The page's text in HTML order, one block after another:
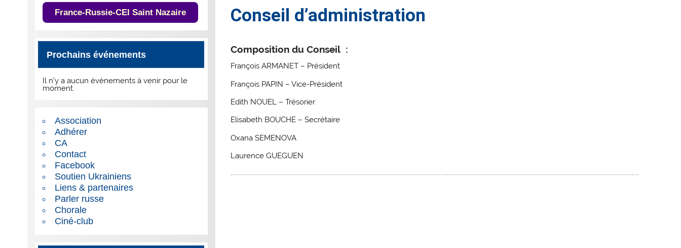
Conseil d’administration
Composition du Conseil :
François ARMANET – Président
François PAPIN – Vice-Président
Edith NOUEL – Trésorier
Elisabeth BOUCHE – Secrétaire
Oxana SEMENOVA
Laurence GUEGUEN
France-Russie-CEI Saint Nazaire
Prochains événements
Il n’y a aucun évènements à venir pour le
moment.
Association
Adhérer
CA
Contact
Facebook
Soutien Ukrainiens
Liens & partenaires
Parler russe
Chorale
Ciné-club